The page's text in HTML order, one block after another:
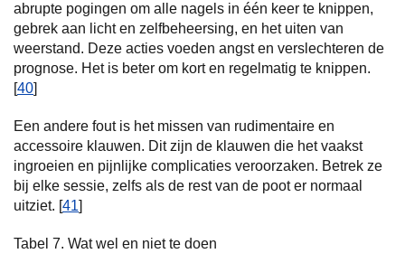
abrupte pogingen om alle nagels in één keer te knippen,
gebrek aan licht en zelfbeheersing, en het uiten van
weerstand. Deze acties voeden angst en verslechteren de
prognose. Het is beter om kort en regelmatig te knippen.
[40]
Een andere fout is het missen van rudimentaire en
accessoire klauwen. Dit zijn de klauwen die het vaakst
ingroeien en pijnlijke complicaties veroorzaken. Betrek ze
bij elke sessie, zelfs als de rest van de poot er normaal
uitziet. [41]
Tabel 7. Wat wel en niet te doen